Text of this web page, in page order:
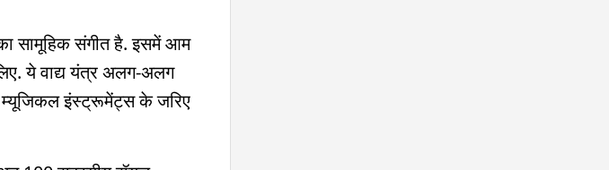
सामूहिक संगीत है. इसमें आम
ये वाद्य यंत्र अलग-अलग
म्यूजिकल इंस्ट्रूमेंट्स के जरिए